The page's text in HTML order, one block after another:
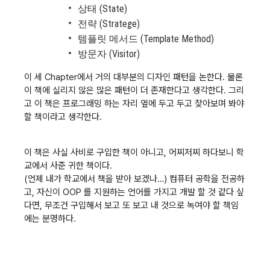
상태 (State)
전략 (Stratege)
템플릿 메서드 (Template Method)
방문자 (Visitor)
이 세 Chapter에서 거의 대부분의 디자인 패턴을 논한다. 물론
이 책에 실리지 않은 많은 패턴이 더 존재한다고 생각한다. 그리
고 이 책은 프로그래밍 하는 자리 옆에 두고 두고 찾아보며 봐야
할 책이라고 생각한다.
이 책은 사실 사비로 구입한 책이 아니고, 어찌저찌 하다보니 학
교에서 사준 귀한 책이다.
(언제 내가 학교에서 책을 받아 보겠나…) 컴퓨터 공학을 전공하
고, 자신이 OOP 를 지원하는 언어를 가지고 개발 할 것 같다 싶
다면, 무조건 구입해서 보고 또 보고 내 것으로 녹여야 할 책임
에는 분명하다.